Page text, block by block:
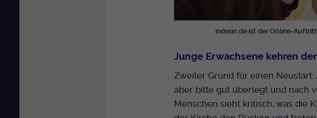
indeon.de ist der Online-
Junge Erwachsene kehren
Zweiter Grund für einen
aber bitte gut überlegt und nach
Menschen sieht kritisch, was die
Laufzeit
Bei Ausahl
Cookie am
Ansonsten
Dient zur
dem